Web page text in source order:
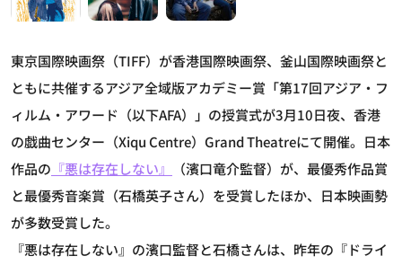
東京国際映画祭（TIFF）が香港国際映画祭、釜山国際映画祭と
ともに共催するアジア全域版アカデミー賞「第17回アジア・フ
ィルム・アワード（以下AFA）」の授賞式が3月10日夜、香港
の戯曲センター（Xiqu Centre）Grand Theatreにて開催。日本
作品の 『悪は存在しない』
（濱口竜介監督）が、最優秀作品賞
と最優秀音楽賞（石橋英子さん）を受賞したほか、日本映画勢
が多数受賞した。
『悪は存在しない』の濱口監督と石橋さんは、昨年の『ドライ